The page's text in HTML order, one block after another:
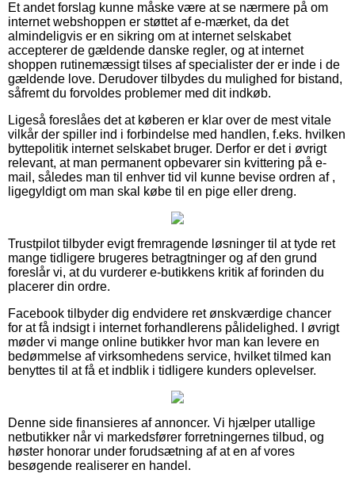
Et andet forslag kunne måske være at se nærmere på om
internet webshoppen er støttet af e-mærket, da det
almindeligvis er en sikring om at internet selskabet
accepterer de gældende danske regler, og at internet
shoppen rutinemæssigt tilses af specialister der er inde i de
gældende love. Derudover tilbydes du mulighed for bistand,
såfremt du forvoldes problemer med dit indkøb.
Ligeså foreslåes det at køberen er klar over de mest vitale
vilkår der spiller ind i forbindelse med handlen, f.eks. hvilken
byttepolitik internet selskabet bruger. Derfor er det i øvrigt
relevant, at man permanent opbevarer sin kvittering på e-
mail, således man til enhver tid vil kunne bevise ordren af ,
ligegyldigt om man skal købe til en pige eller dreng.
Trustpilot tilbyder evigt fremragende løsninger til at tyde ret
mange tidligere brugeres betragtninger og af den grund
foreslår vi, at du vurderer e-butikkens kritik af forinden du
placerer din ordre.
Facebook tilbyder dig endvidere ret ønskværdige chancer
for at få indsigt i internet forhandlerens pålidelighed. I øvrigt
møder vi mange online butikker hvor man kan levere en
bedømmelse af virksomhedens service, hvilket tilmed kan
benyttes til at få et indblik i tidligere kunders oplevelser.
Denne side finansieres af annoncer. Vi hjælper utallige
netbutikker når vi markedsfører forretningernes tilbud, og
høster honorar under forudsætning af at en af vores
besøgende realiserer en handel.